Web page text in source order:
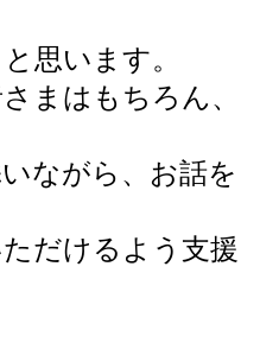
思います。
まはもちろん、
ながら、お話を
だけるよう支援